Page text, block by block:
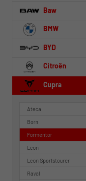
Baw
BMW
BYD
Citroën
Cupra
Ateca
Born
Formentor
Leon
Leon Sportstourer
Raval